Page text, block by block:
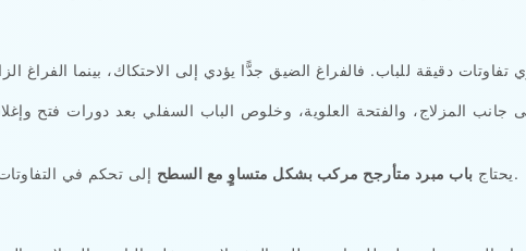
المزلاج، والفتحة العلوية، وخلوص الباب السفلي بعد دورات فتح
يحتاج باب مبرد متأرجح مركب بشكل متساوٍ مع السطح إلى تحكم في التفاوتات يدعم كل من تشطيب الباب والحركة الميكانيكية.